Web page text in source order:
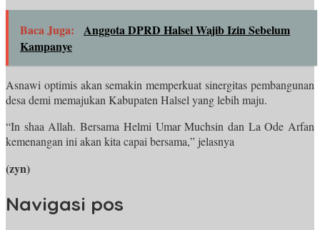
Baca Juga:
Anggota DPRD Halsel Wajib Izin Sebelum
Kampanye
Asnawi optimis akan semakin memperkuat sinergitas pembangunan
desa demi memajukan Kabupaten Halsel yang lebih maju.
“In shaa Allah. Bersama Helmi Umar Muchsin dan La Ode Arfan
kemenangan ini akan kita capai bersama,” jelasnya
(zyn)
Navigasi pos